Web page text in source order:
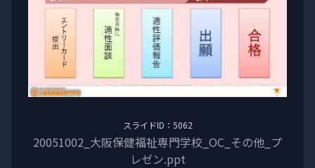
スライドID：5062
20051002_大阪保健福祉専門学校_OC_その他_プ
レゼン.ppt